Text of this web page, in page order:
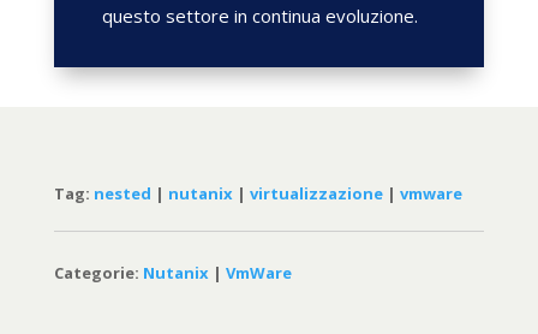
questo settore in continua evoluzione.
Tag: nested | nutanix| virtualizzazione| vmware
Categorie: Nutanix| VmWare